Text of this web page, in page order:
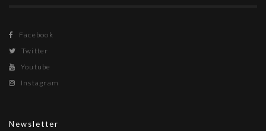
Facebook
Twitter
Youtube
Instagram
Newsletter